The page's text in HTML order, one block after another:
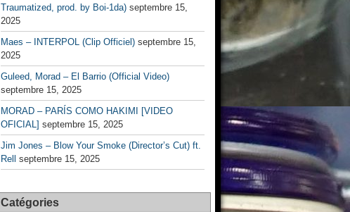
Traumatized, prod. by Boi-1da) septembre 15,
2025
Maes – INTERPOL (Clip Officiel) septembre 15,
2025
Guleed, Morad – El Barrio (Official Video)
septembre 15, 2025
MORAD – PARÍS COMO HAKIMI [VIDEO
OFICIAL] septembre 15, 2025
Jim Jones – Blow Your Smoke (Director’s Cut) ft.
Rell
septembre 15, 2025
Catégories